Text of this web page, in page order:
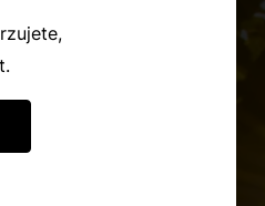
PORADIT?
515 266 620
– 15:00